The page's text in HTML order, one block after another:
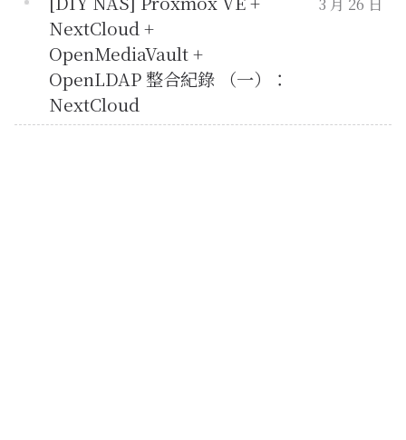
NextCloud +
OpenMediaVault +
OpenLDAP 整合紀錄 （一）：
NextCloud